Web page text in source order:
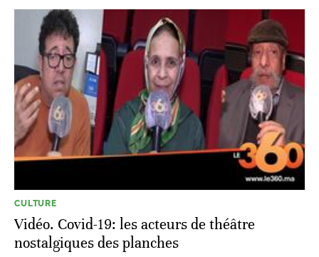
CULTURE
Vidéo. Covid-19: les acteurs de théâtre
nostalgiques des planches